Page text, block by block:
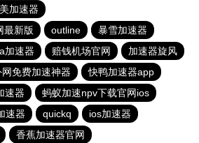
加速器
最新版
outline
暴雪加速器
加速器 赔钱机场官网
加速器旋风
免费加速神器
快鸭加速器app
速器
蚂蚁加速npv下载官网ios
速器 quickq
ios加速器
香蕉加速器官网